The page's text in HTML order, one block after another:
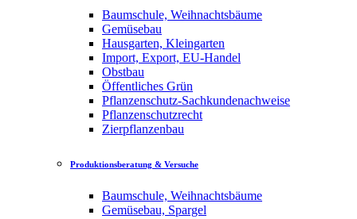
Baumschule, Weihnachtsbäume
Gemüsebau
Hausgarten, Kleingarten
Import, Export, EU-Handel
Obstbau
Öffentliches Grün
Pflanzenschutz-Sachkundenachweise
Pflanzenschutzrecht
Zierpflanzenbau
Produktionsberatung & Versuche
Baumschule, Weihnachtsbäume
Gemüsebau, Spargel